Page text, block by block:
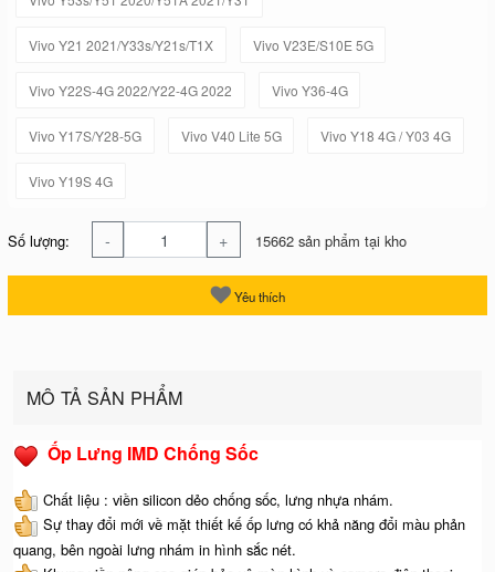
Vivo Y21 2021/Y33s/Y21s/T1X Vivo V23E/S10E 5G
Vivo Y22S-4G 2022/Y22-4G 2022 Vivo Y36-4G
Vivo Y17S/Y28-5G Vivo V40 Lite 5G Vivo Y18 4G / Y03 4G
Vivo Y19S 4G
Số lượng: - + 15662 sản phẩm tại kho
Yêu thích
MÔ TẢ SẢN PHẨM
Ốp Lưng IMD Chống Sốc
Chất liệu : viền silicon dẻo chống sốc, lưng nhựa nhám.
Sự thay đổi mới về mặt thiết kế ốp lưng có khả năng đổi màu phản
quang, bên ngoài lưng nhám in hình sắc nét.